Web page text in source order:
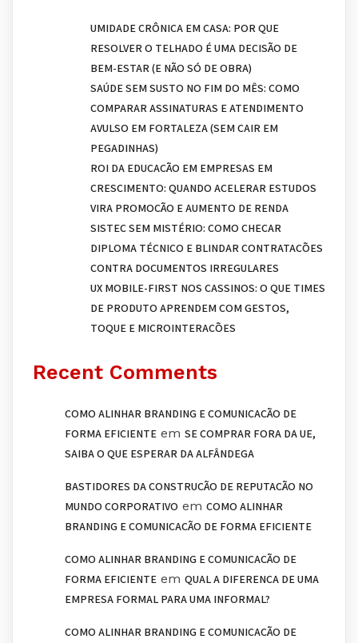
UMIDADE CRÔNICA EM CASA: POR QUE
RESOLVER O TELHADO É UMA DECISÃO DE
BEM-ESTAR (E NÃO SÓ DE OBRA)
SAÚDE SEM SUSTO NO FIM DO MÊS: COMO
COMPARAR ASSINATURAS E ATENDIMENTO
AVULSO EM FORTALEZA (SEM CAIR EM
PEGADINHAS)
ROI DA EDUCAÇÃO EM EMPRESAS EM
CRESCIMENTO: QUANDO ACELERAR ESTUDOS
VIRA PROMOÇÃO E AUMENTO DE RENDA
SISTEC SEM MISTÉRIO: COMO CHECAR
DIPLOMA TÉCNICO E BLINDAR CONTRATAÇÕES
CONTRA DOCUMENTOS IRREGULARES
UX MOBILE-FIRST NOS CASSINOS: O QUE TIMES
DE PRODUTO APRENDEM COM GESTOS,
TOQUE E MICROINTERAÇÕES
Recent Comments
COMO ALINHAR BRANDING E COMUNICAÇÃO DE
FORMA EFICIENTE em SE COMPRAR FORA DA UE,
SAIBA O QUE ESPERAR DA ALFÂNDEGA
BASTIDORES DA CONSTRUÇÃO DE REPUTAÇÃO NO
MUNDO CORPORATIVO em COMO ALINHAR
BRANDING E COMUNICAÇÃO DE FORMA EFICIENTE
COMO ALINHAR BRANDING E COMUNICAÇÃO DE
FORMA EFICIENTE em QUAL A DIFERENÇA DE UMA
EMPRESA FORMAL PARA UMA INFORMAL?
COMO ALINHAR BRANDING E COMUNICAÇÃO DE